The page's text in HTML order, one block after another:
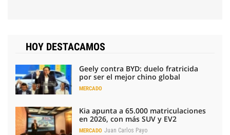
HOY DESTACAMOS
Geely contra BYD: duelo fratricida
por ser el mejor chino global
MERCADO
Kia apunta a 65.000 matriculaciones
en 2026, con más SUV y EV2
MERCADO Juan Carlos Payo